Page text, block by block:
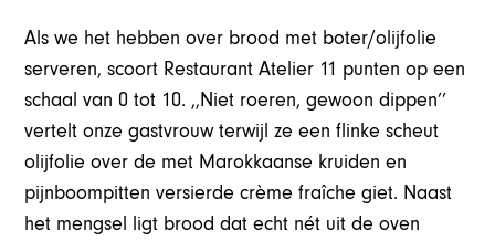
Als we het hebben over brood met boter/olijfolie
serveren, scoort Restaurant Atelier 11 punten op een
schaal van 0 tot 10. ,,Niet roeren, gewoon dippen’’
vertelt onze gastvrouw terwijl ze een flinke scheut
olijfolie over de met Marokkaanse kruiden en
pijnboompitten versierde crème fraîche giet. Naast
het mengsel ligt brood dat echt nét uit de oven